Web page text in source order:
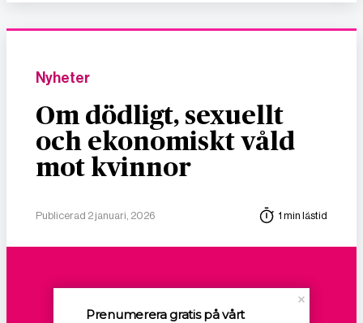
Nyheter
Om dödligt, sexuellt
och ekonomiskt våld
mot kvinnor
Publicerad 2 januari, 2026 1 min lästid
Prenumerera gratis på vårt